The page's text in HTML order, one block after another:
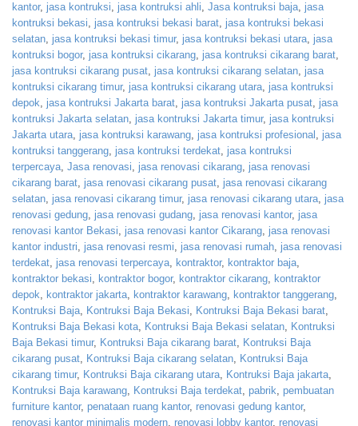
kantor, jasa kontruksi, jasa kontruksi ahli, Jasa kontruksi baja, jasa
kontruksi bekasi, jasa kontruksi bekasi barat, jasa kontruksi bekasi
selatan, jasa kontruksi bekasi timur, jasa kontruksi bekasi utara, jasa
kontruksi bogor, jasa kontruksi cikarang, jasa kontruksi cikarang barat,
jasa kontruksi cikarang pusat, jasa kontruksi cikarang selatan, jasa
kontruksi cikarang timur, jasa kontruksi cikarang utara, jasa kontruksi
depok, jasa kontruksi Jakarta barat, jasa kontruksi Jakarta pusat, jasa
kontruksi Jakarta selatan, jasa kontruksi Jakarta timur, jasa kontruksi
Jakarta utara, jasa kontruksi karawang, jasa kontruksi profesional , jasa
kontruksi tanggerang, jasa kontruksi terdekat, jasa kontruksi
terpercaya, Jasa renovasi, jasa renovasi cikarang, jasa renovasi
cikarang barat, jasa renovasi cikarang pusat, jasa renovasi cikarang
selatan, jasa renovasi cikarang timur, jasa renovasi cikarang utara, jasa
renovasi gedung, jasa renovasi gudang, jasa renovasi kantor, jasa
renovasi kantor Bekasi, jasa renovasi kantor Cikarang, jasa renovasi
kantor industri, jasa renovasi resmi, jasa renovasi rumah, jasa renovasi
terdekat, jasa renovasi terpercaya, kontraktor, kontraktor baja,
kontraktor bekasi, kontraktor bogor, kontraktor cikarang, kontraktor
depok, kontraktor jakarta, kontraktor karawang, kontraktor tanggerang,
Kontruksi Baja, Kontruksi Baja Bekasi, Kontruksi Baja Bekasi barat,
Kontruksi Baja Bekasi kota, Kontruksi Baja Bekasi selatan, Kontruksi
Baja Bekasi timur, Kontruksi Baja cikarang barat, Kontruksi Baja
cikarang pusat, Kontruksi Baja cikarang selatan, Kontruksi Baja
cikarang timur, Kontruksi Baja cikarang utara, Kontruksi Baja jakarta,
Kontruksi Baja karawang, Kontruksi Baja terdekat, pabrik, pembuatan
furniture kantor, penataan ruang kantor, renovasi gedung kantor,
renovasi kantor minimalis modern, renovasi lobby kantor, renovasi